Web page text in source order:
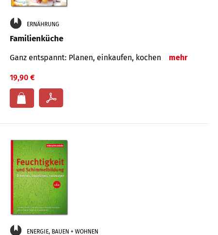
ERNÄHRUNG
Familienküche
Ganz entspannt: Planen, einkaufen, kochen mehr
19,90 €
ENERGIE, BAUEN + WOHNEN